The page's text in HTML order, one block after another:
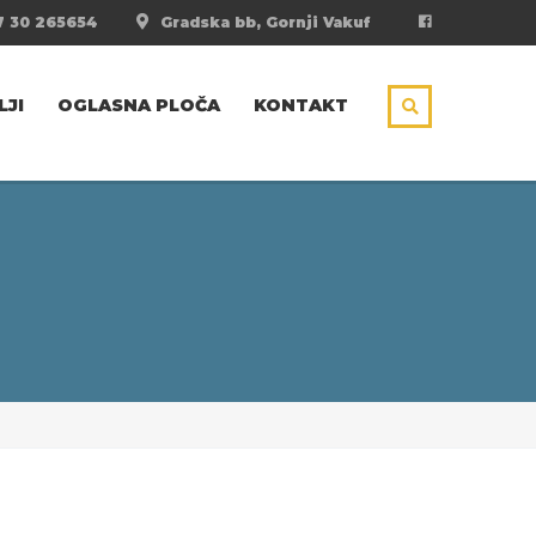
Gradska bb, Gornji Vakuf
30 265654
OGLASNA PLOČA KONTAKT